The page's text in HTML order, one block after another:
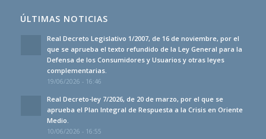
ÚLTIMAS NOTICIAS
Real Decreto Legislativo 1/2007, de 16 de noviembre, por el
que se aprueba el texto refundido de la Ley General para la
Defensa de los Consumidores y Usuarios y otras leyes
complementarias.
19/06/2026 - 16:46
Real Decreto-ley 7/2026, de 20 de marzo, por el que se
aprueba el Plan Integral de Respuesta a la Crisis en Oriente
Medio.
10/06/2026 - 16:55